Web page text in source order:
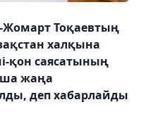
Тоқаевтың
халқына
қон саясатының
жаңа
деп хабарлайды